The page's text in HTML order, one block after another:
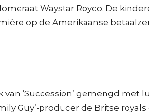
Waystar Royco. De
op de Amerikaanse
‘Succession’ gemengd
Guy’-producer de Britse